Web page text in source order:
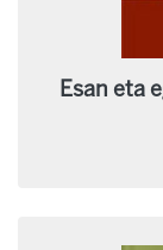
Esan eta